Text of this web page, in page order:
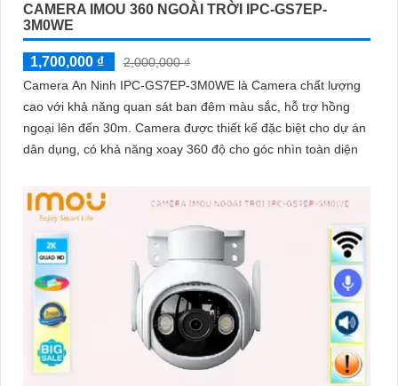
CAMERA IMOU 360 NGOÀI TRỜI IPC-GS7EP-
3M0WE
1,700,000 ₫
2,000,000 ₫
Camera An Ninh IPC-GS7EP-3M0WE là Camera chất lượng
cao với khả năng quan sát ban đêm màu sắc, hỗ trợ hồng
ngoại lên đến 30m. Camera được thiết kế đặc biệt cho dự án
dân dụng, có khả năng xoay 360 độ cho góc nhìn toàn diện